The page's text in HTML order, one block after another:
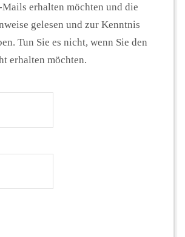
erhalten möchten und die
gelesen und zur Kenntnis
Tun Sie es nicht, wenn Sie den
erhalten möchten.